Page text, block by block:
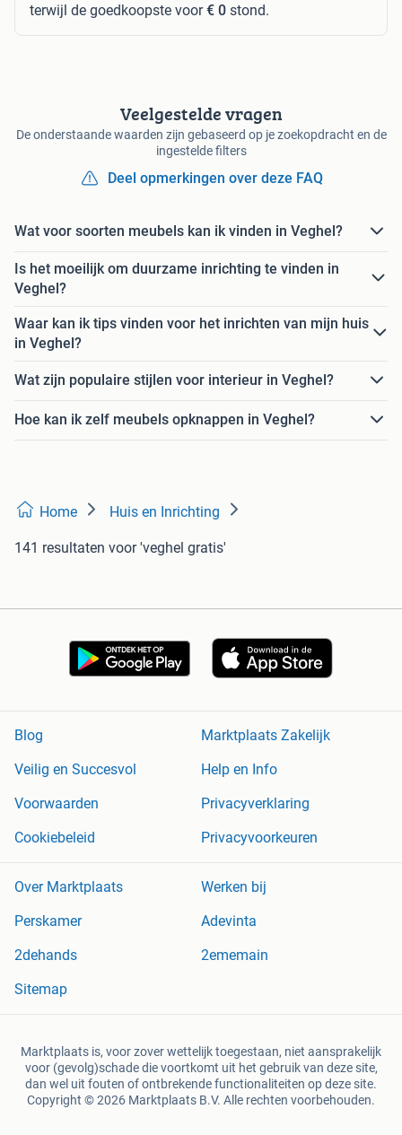
terwijl de goedkoopste voor€ 0 stond.
Veelgestelde vragen
De onderstaande waarden zijn gebaseerd op je zoekopdracht en de
ingestelde filters
Deel opmerkingen over deze FAQ
Wat voor soorten meubels kan ik vinden in Veghel?
Is het moeilijk om duurzame inrichting te vinden in
Veghel?
Waar kan ik tips vinden voor het inrichten van mijn huis
in Veghel?
Wat zijn populaire stijlen voor interieur in Veghel?
Hoe kan ik zelf meubels opknappen in Veghel?
Home Huis en Inrichting
141 resultaten voor 'veghel gratis'
Blog
Marktplaats Zakelijk
Veilig en Succesvol
Help en Info
Voorwaarden
Privacyverklaring
Cookiebeleid
Privacyvoorkeuren
Over Marktplaats
Werken bij
Perskamer
Adevinta
2dehands
2ememain
Sitemap
Marktplaats is, voor zover wettelijk toegestaan, niet aansprakelijk
voor (gevolg)schade die voortkomt uit het gebruik van deze site,
dan wel uit fouten of ontbrekende functionaliteiten op deze site.
Copyright © 2026 Marktplaats B.V. Alle rechten voorbehouden.